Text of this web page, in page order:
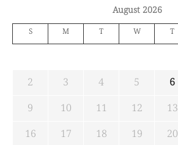
August 2026
S M T W T
2
3 4 5 6
9
10 11 12 13
16
17 18 19 20